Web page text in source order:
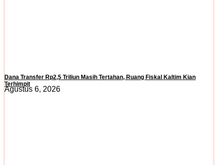
Dana Transfer Rp2,5 Triliun Masih Tertahan, Ruang Fiskal Kaltim Kian
Terhimpit
Agustus 6, 2026